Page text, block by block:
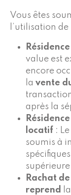
Vous êtes
l’utilisation
value est
encore
la vente
après la
locatif :
soumis à
Rachat
reprend